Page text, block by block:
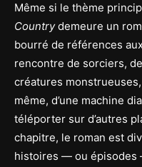
Même si le thème
Countrydemeure un
bourré de références
rencontre de sorciers,
créatures
même, d’une machine
téléporter sur d’autres
chapitre, le roman est
histoires — ou épisodes